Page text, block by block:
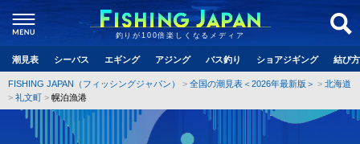
釣りが100倍楽しくなるメディア
潮見表 シーバス エギング アジング バス釣り ショアジギング 結び
FISHING JAPAN（フィッシングジャパン） 全国の潮見表＜2026年最新版＞
北海道
礼文町
幌泊漁港